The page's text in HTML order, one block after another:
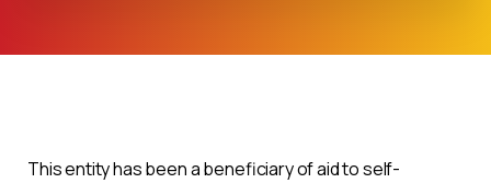
This entity has been a beneficiary of aid to self-